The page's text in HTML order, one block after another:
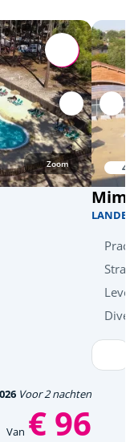
Zoom
Voor 2 nachten
Van € 96
4/5
LANDES